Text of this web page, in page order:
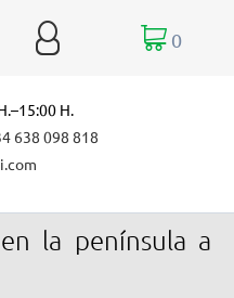
 0
H.
638 098 818
la península a